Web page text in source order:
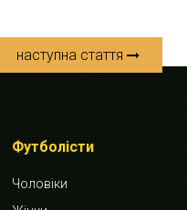
наступна стаття
Футболісти
Чоловіки